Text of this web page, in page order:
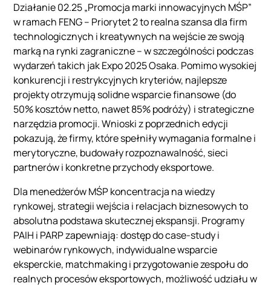
Działanie 02.25 „Promocja marki innowacyjnych MŚP”
w ramach FENG – Priorytet 2 to realna szansa dla firm
technologicznych i kreatywnych na wejście ze swoją
marką na rynki zagraniczne – w szczególności podczas
wydarzeń takich jak Expo 2025 Osaka. Pomimo wysokiej
konkurencji i restrykcyjnych kryteriów, najlepsze
projekty otrzymują solidne wsparcie finansowe (do
50% kosztów netto, nawet 85% podróży) i strategiczne
narzędzia promocji. Wnioski z poprzednich edycji
pokazują, że firmy, które spełniły wymagania formalne i
merytoryczne, budowały rozpoznawalność, sieci
partnerów i konkretne przychody eksportowe.
Dla menedżerów MŚP koncentracja na wiedzy
rynkowej, strategii wejścia i relacjach biznesowych to
absolutna podstawa skutecznej ekspansji. Programy
PAIH i PARP zapewniają: dostęp do case‑study i
webinarów rynkowych, indywidualne wsparcie
eksperckie, matchmaking i przygotowanie zespołu do
realnych procesów eksportowych, możliwość udziału w